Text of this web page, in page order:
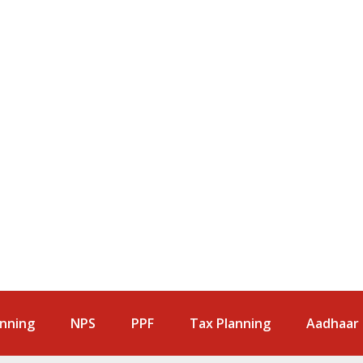
NPS PPF Tax Planning Aadhaar